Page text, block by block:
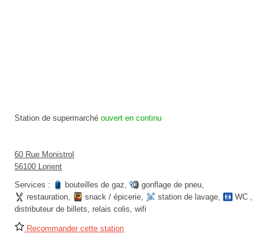
Station de supermarché ouvert en continu
60 Rue Monistrol
56100 Lorient
Services :
bouteilles de gaz, gonflage de pneu,
restauration, snack / épicerie, station de lavage, WC ,
distributeur de billets, relais colis, wifi
Recommander cette station